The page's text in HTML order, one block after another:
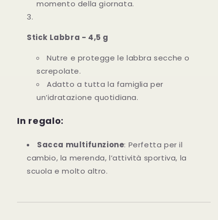
momento della giornata.
Stick Labbra - 4,5 g
Nutre e protegge le labbra secche o
screpolate.
Adatto a tutta la famiglia per
un’idratazione quotidiana.
In regalo:
Sacca multifunzione: Perfetta per il
cambio, la merenda, l’attività sportiva, la
scuola e molto altro.